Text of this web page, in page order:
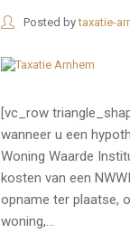
Posted bytaxatie-
[vc_row
wanneer u een
Woning Waarde
kosten van een
opname ter plaatse,
woning,...